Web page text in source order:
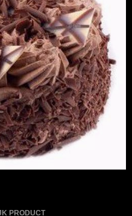
PRODUCT